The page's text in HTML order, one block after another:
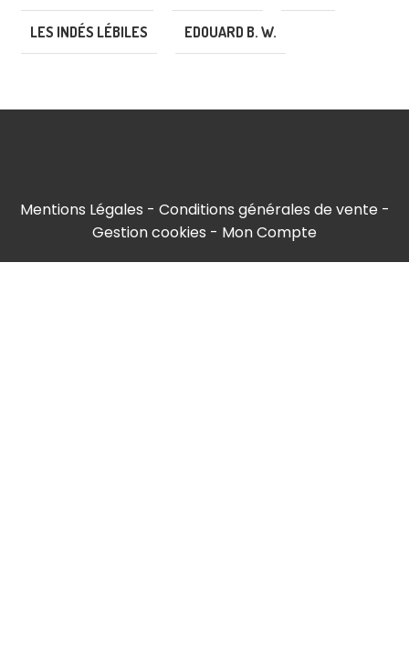
LES INDÉS LÉBILES EDOUARD B. W.
Mentions Légales
Conditions générales de vente
Gestion cookies
Mon Compte